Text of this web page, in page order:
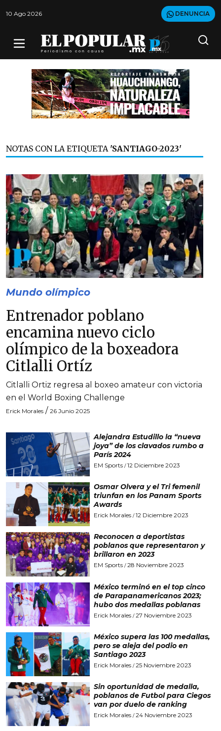
10 Ago 2026 DENUNCIA
NOTAS CON LA ETIQUETA 'SANTIAGO-2023'
Mundo olímpico
Entrenador poblano
encamina nuevo ciclo
olímpico de la boxeadora
Citlalli Ortíz
Citlalli Ortiz regresa al boxeo amateur con victoria
en el World Boxing Challenge
Erick Morales / 26 Junio 2025
Alejandra Estudillo la “nueva
joya” de los clavados rumbo a
París 2024
EM Sports/12 Diciembre 2023
Osmar Olvera y el Tri femenil
triunfan en los Panam Sports
Awards
Erick Morales/12 Diciembre 2023
Reconocen a deportistas
poblanos que representaron y
brillaron en 2023
EM Sports/28 Noviembre 2023
México terminó en el top cinco
de Parapanamericanos 2023;
hubo dos medallas poblanas
Erick Morales/27 Noviembre 2023
México supera las 100 medallas,
pero se aleja del podio en
Santiago 2023
Erick Morales/25 Noviembre 2023
Sin oportunidad de medalla,
poblanos de Futbol para Ciegos
van por duelo de ranking
Erick Morales/24 Noviembre 2023